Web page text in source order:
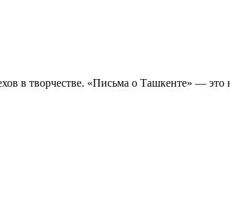
в творчестве. «Письма о Ташкенте» —